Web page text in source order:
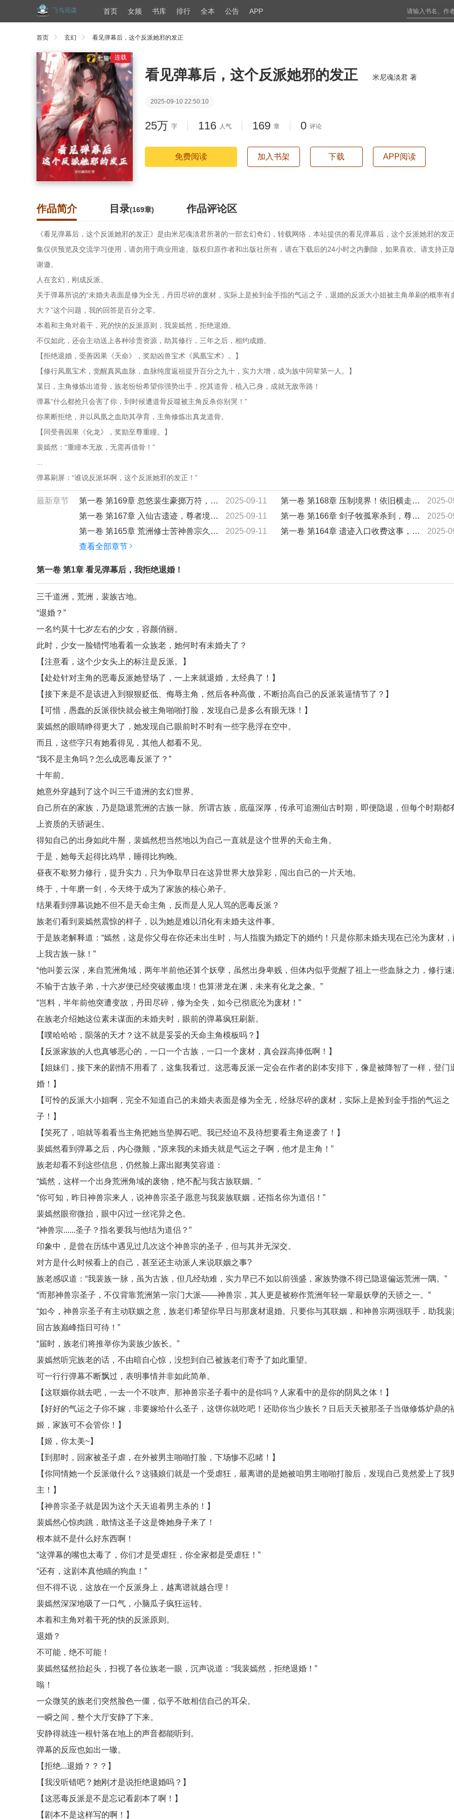
首页 女频 书库 排行 全本 公告 APP
首页 玄幻 看见弹幕后，这个反派她邪的发正
连载
看见弹幕后，这个反派她邪的发正 米尼魂淡君 著
2025-09-10 22:50:10
25万 字 116 人气 169 章 0 评论
免费阅读 加入书架 下载 APP阅读
作品简介 目录(169章) 作品评论区
《看见弹幕后，这个反派她邪的发正》是由米尼魂淡君所著的一部玄幻奇幻，转载网络，本站提供的看见弹幕后，这个反派她邪的发
集仅供预览及交流学习使用，请勿用于商业用途。版权归原作者和出版社所有，请在下载后的24小时之内删除，如果喜欢。请支持正
谢邀。
人在玄幻，刚成反派。
关于弹幕所说的“未婚夫表面是修为全无，丹田尽碎的废材，实际上是捡到金手指的气运之子，退婚的反派大小姐被主角单刷的概率有
大？”这个问题，我的回答是百分之零。
本着和主角对着干，死的快的反派原则，我裴嫣然，拒绝退婚。
不仅如此，还会主动送上各种珍贵资源，助其修行，三年之后，相约成婚。
【拒绝退婚，受善因果《天命》，奖励凶兽宝术《凤凰宝术》。】
【修行凤凰宝术，觉醒真凤血脉，血脉纯度返祖提升百分之九十，实力大增，成为族中同辈第一人。】
某日，主角修炼出道骨，族老纷纷希望你强势出手，挖其道骨，植入己身，成就无敌帝路！
弹幕“什么都抢只会害了你，到时候遭道骨反噬被主角反杀你别哭！”
你果断拒绝，并以凤凰之血助其孕育，主角修炼出真龙道骨。
【同受善因果《化龙》，奖励至尊重瞳。】
裴嫣然：“重瞳本无敌，无需再借骨！”
弹幕刷屏：“谁说反派坏啊，这个反派她邪的发正！”
最新章节 第一卷 第169章 忽悠裴生豪掷万符，带他遁入空间裂缝！ 2025-09-11 第一卷 第168章 压制境界！依旧横走仙古遗迹！？
2025-
第一卷 第167章 入仙古遗迹，尊者境追杀！
2025-09-11 第一卷 第166章 剑子牧孤寒杀到，尊者境妖孽！
2025-
第一卷 第165章 荒洲修士苦神兽宗久矣，裴族圣女仁德啊~
2025-09-11 第一卷 第164章 遗迹入口收费这事，极为不妥！我先拆了！
2025-
查看全部章节
第一卷 第1章 看见弹幕后，我拒绝退婚！
三千道洲，荒洲，裴族古地。
“退婚？”
一名约莫十七岁左右的少女，容颜俏丽。
此时，少女一脸错愕地看着一众族老，她何时有未婚夫了？
【注意看，这个少女头上的标注是反派。】
【处处针对主角的恶毒反派她登场了，一上来就退婚，太经典了！】
【接下来是不是该进入到狠狠贬低、侮辱主角，然后各种高傲，不断抬高自己的反派装逼情节了？】
【可惜，愚蠢的反派很快就会被主角啪啪打脸，发现自己是多么有眼无珠！】
裴嫣然的眼睛睁得更大了，她发现自己眼前时不时有一些字悬浮在空中。
而且，这些字只有她看得见，其他人都看不见。
“我不是主角吗？怎么成恶毒反派了？”
十年前。
她意外穿越到了这个叫三千道洲的玄幻世界。
自己所在的家族，乃是隐退荒洲的古族一脉。所谓古族，底蕴深厚，传承可追溯仙古时期，即便隐退，但每个时期都
上资质的天骄诞生。
得知自己的出身如此牛掰，裴嫣然想当然地以为自己一直就是这个世界的天命主角。
于是，她每天起得比鸡早，睡得比狗晚。
昼夜不歇努力修行，提升实力，只为争取早日在这异世界大放异彩，闯出自己的一片天地。
终于，十年磨一剑，今天终于成为了家族的核心弟子。
结果看到弹幕说她不但不是天命主角，反而是人见人骂的恶毒反派？
族老们看到裴嫣然震惊的样子，以为她是难以消化有未婚夫这件事。
于是族老解释道：“嫣然，这是你父母在你还未出生时，与人指腹为婚定下的婚约！只是你那未婚夫现在已沦为废材
上我古族一脉！”
“他叫姜云深，来自荒洲角域，两年半前他还算个妖孽，虽然出身卑贱，但体内似乎觉醒了祖上一些血脉之力，修行
不输于古族子弟，十六岁便已经突破搬血境！也算潜龙在渊，未来有化龙之象。”
“岂料，半年前他突遭变故，丹田尽碎，修为全失，如今已彻底沦为废材！”
在族老介绍她这位素未谋面的未婚夫时，眼前的弹幕疯狂刷新。
【噗哈哈哈，陨落的天才？这不就是妥妥的天命主角模板吗？】
【反派家族的人也真够恶心的，一口一个古族，一口一个废材，真会踩高捧低啊！】
【姐妹们，接下来的剧情不用看了，这集我看过。这恶毒反派一定会在作者的剧本安排下，像是被降智了一样，登门
婚！】
【可怜的反派大小姐啊，完全不知道自己的未婚夫表面是修为全无，经脉尽碎的废材，实际上是捡到金手指的气运之
子！】
【笑死了，咱就等着看当主角把她当垫脚石吧。我已经迫不及待想要看主角逆袭了！】
裴嫣然看到弹幕之后，内心微颤，“原来我的未婚夫就是气运之子啊，他才是主角！”
族老却看不到这些信息，仍然脸上露出鄙夷笑容道：
“嫣然，这样一个出身荒洲角域的废物，绝不配与我古族联姻。”
“你可知，昨日神兽宗来人，说神兽宗圣子愿意与我裴族联姻，还指名你为道侣！”
裴嫣然眼帘微抬，眼中闪过一丝诧异之色。
“神兽宗......圣子？指名要我与他结为道侣？”
印象中，是曾在历练中遇见过几次这个神兽宗的圣子，但与其并无深交。
对方是什么时候看上的自己，甚至还主动派人来说联姻之事?
族老感叹道：“我裴族一脉，虽为古族，但几经劫难，实力早已不如以前强盛，家族势微不得已隐退偏远荒洲一隅。”
“而那神兽宗圣子，不仅背靠荒洲第一宗门大派——神兽宗，其人更是被称作荒洲年轻一辈最妖孽的天骄之一。”
“如今，神兽宗圣子有主动联姻之意，族老们希望你早日与那废材退婚。只要你与其联姻，和神兽宗两强联手，助我
回古族巅峰指日可待！”
“届时，族老们将推举你为裴族少族长。”
裴嫣然听完族老的话，不由暗自心惊，没想到自己被族老们寄予了如此重望。
可一行行弹幕不断飘过，表明事情并非如此简单。
【这联姻你就去吧，一去一个不吱声。那神兽宗圣子看中的是你吗？人家看中的是你的阴凤之体！】
【好好的气运之子你不嫁，非要嫁给什么圣子，这饼你就吃吧！还助你当少族长？日后天天被那圣子当做修炼炉鼎的
姬，家族可不会管你！】
【姬，你太美~】
【到那时，回家被圣子虐，在外被男主啪啪打脸，下场惨不忍睹！】
【你同情她一个反派做什么？这骚娘们就是一个受虐狂，最离谱的是她被咱男主啪啪打脸后，发现自己竟然爱上了我
主！】
【神兽宗圣子就是因为这个天天追着男主杀的！】
裴嫣然心惊肉跳，敢情这圣子这是馋她身子来了！
根本就不是什么好东西啊！
“这弹幕的嘴也太毒了，你们才是受虐狂，你全家都是受虐狂！”
“还有，这剧本真他瞄的狗血！”
但不得不说，这放在一个反派身上，越离谱就越合理！
裴嫣然深深地吸了一口气，小脑瓜子疯狂运转。
本着和主角对着干死的快的反派原则。
退婚？
不可能，绝不可能！
裴嫣然猛然抬起头，扫视了各位族老一眼，沉声说道：“我裴嫣然，拒绝退婚！”
嗡！
一众微笑的族老们突然脸色一僵，似乎不敢相信自己的耳朵。
一瞬之间，整个大厅安静了下来。
安静得就连一根针落在地上的声音都能听到。
弹幕的反应也如出一辙。
【拒绝...退婚？？？】
【我没听错吧？她刚才是说拒绝退婚吗？】
【这恶毒反派是不是忘记看剧本了啊！】
【剧本不是这样写的啊！】